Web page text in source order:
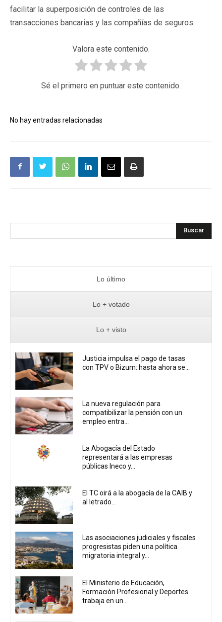
facilitar la superposición de controles de las
transacciones bancarias y las compañías de seguros.
Valora este contenido.
Sé el primero en puntuar este contenido.
No hay entradas relacionadas
Buscar
Lo último
Lo + votado
Lo + visto
Justicia impulsa el pago de tasas
con TPV o Bizum: hasta ahora se...
La nueva regulación para
compatibilizar la pensión con un
empleo entra...
La Abogacía del Estado
representará a las empresas
públicas Ineco y...
El TC oirá a la abogacía de la CAIB y
al letrado...
Las asociaciones judiciales y fiscales
progresistas piden una política
migratoria integral y...
El Ministerio de Educación,
Formación Profesional y Deportes
trabaja en un...